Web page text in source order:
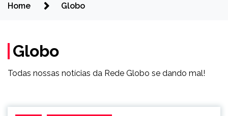
Home Globo
Globo
Todas nossas notícias da Rede Globo se dando mal!